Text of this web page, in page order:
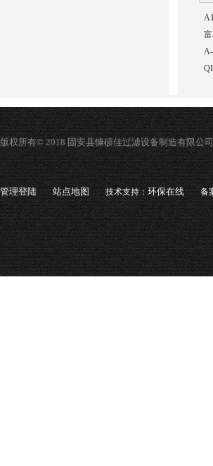
版权所有© 2018 固安县慷硕佳过滤设备制造有限公司
管理登陆 站点地图 技术支持：环保在线 备